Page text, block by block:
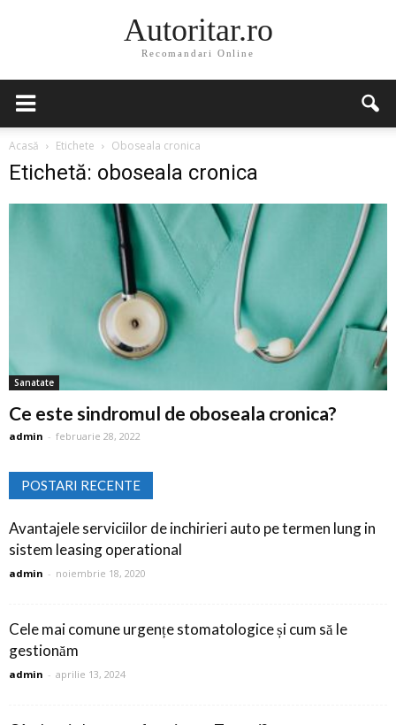
Autoritar.ro
Recomandari Online
Acasă Etichete Oboseala cronica
Etichetă: oboseala cronica
Sanatate
Ce este sindromul de oboseala cronica?
admin - februarie 28, 2022
POSTARI RECENTE
Avantajele serviciilor de inchirieri auto pe termen lung in
sistem leasing operational
admin - noiembrie 18, 2020
Cele mai comune urgențe stomatologice și cum să le
gestionăm
admin - aprilie 13, 2024